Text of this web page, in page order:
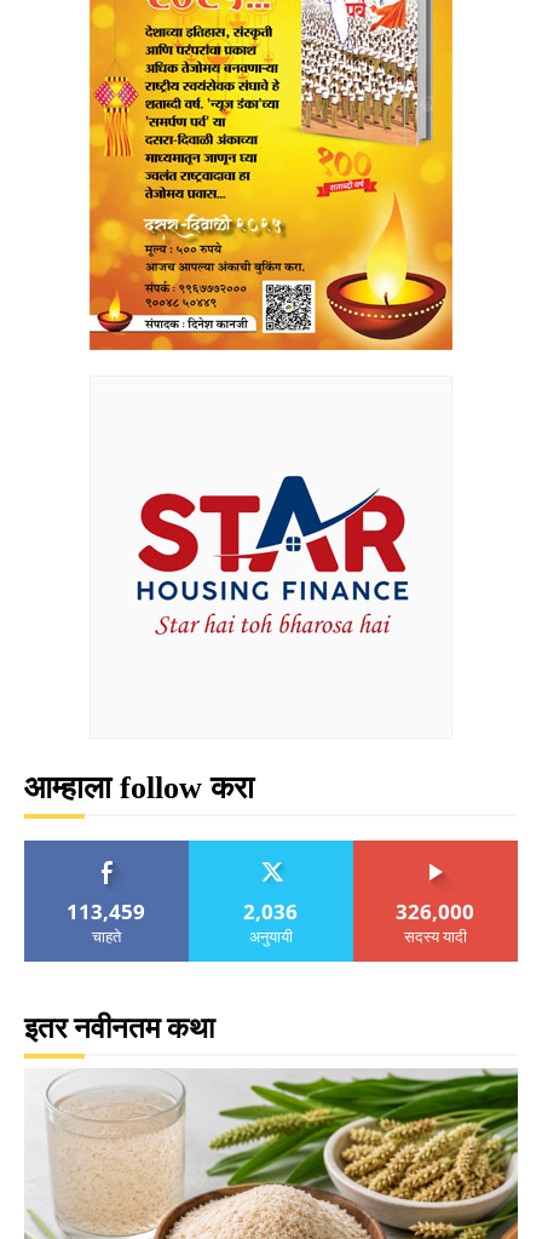
आम्हाला follow करा
113,459
चाहते
2,036
अनुयायी
326,000
सदस्य यादी
इतर नवीनतम कथा